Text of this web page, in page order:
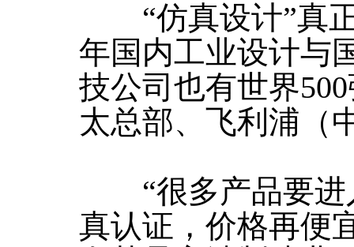
“仿真设计”真正
年国内工业设计与
技公司也有世界
太总部、飞利浦（
“很多产品要进
真认证，价格再便